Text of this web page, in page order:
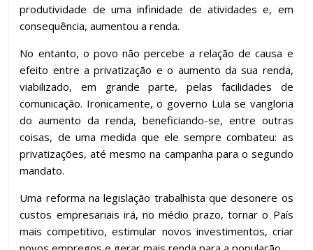
produtividade de uma infinidade de atividades e, em
consequência, aumentou a renda.
No entanto, o povo não percebe a relação de causa e
efeito entre a privatização e o aumento da sua renda,
viabilizado, em grande parte, pelas facilidades de
comunicação. Ironicamente, o governo Lula se vangloria
do aumento da renda, beneficiando-se, entre outras
coisas, de uma medida que ele sempre combateu: as
privatizações, até mesmo na campanha para o segundo
mandato.
Uma reforma na legislação trabalhista que desonere os
custos empresariais irá, no médio prazo, tornar o País
mais competitivo, estimular novos investimentos, criar